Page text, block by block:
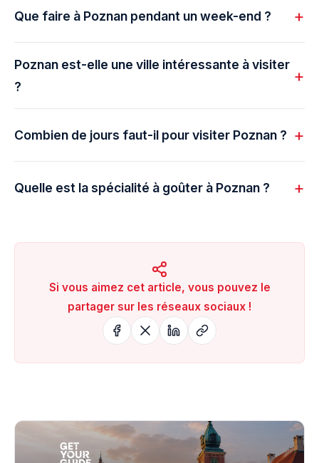
Que faire à Poznan pendant un week-end ?
Poznan est-elle une ville intéressante à visiter
?
Combien de jours faut-il pour visiter Poznan ?
Quelle est la spécialité à goûter à Poznan ?
Si vous aimez cet article, vous pouvez le
partager sur les réseaux sociaux !